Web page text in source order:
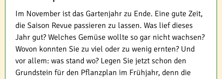
Im November ist das Gartenjahr zu Ende. Eine gute Zeit,
die Saison Revue passieren zu lassen. Was lief dieses
Jahr gut? Welches Gemüse wollte so gar nicht wachsen?
Wovon konnten Sie zu viel oder zu wenig ernten? Und
vor allem: was stand wo? Legen Sie jetzt schon den
Grundstein für den Pflanzplan im Frühjahr, denn die